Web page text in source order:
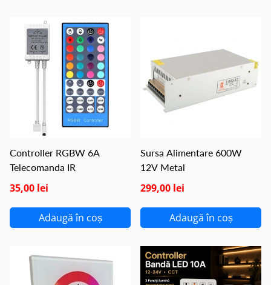
Controller RGBW 6A
Telecomanda IR
35,00 lei
Adaugă în coș
Sursa Alimentare 600W
12V Metal
299,00 lei
Adaugă în coș